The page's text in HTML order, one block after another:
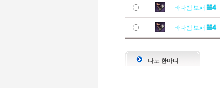
바다뱀 보패
바다뱀 보패
나도 한마디